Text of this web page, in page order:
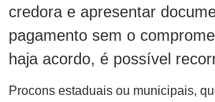
credora e apresentar
pagamento sem o
haja acordo, é possível
Procons estaduais ou municipais,